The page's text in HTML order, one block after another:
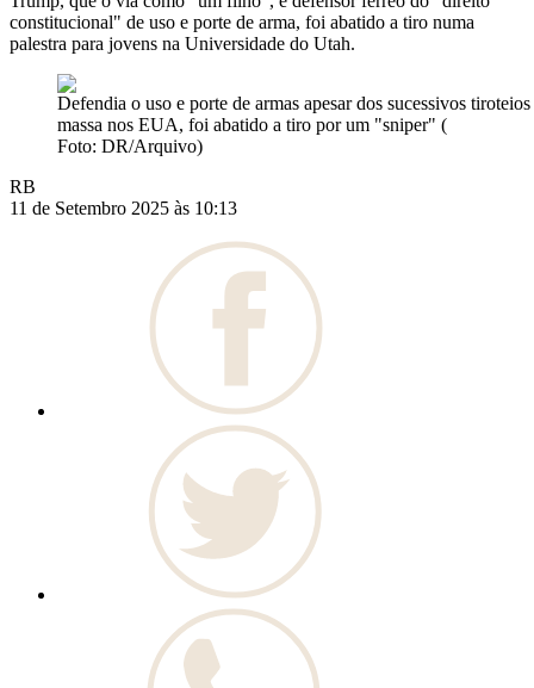
constitucional" de uso e porte de arma, foi abatido a tiro numa
palestra para jovens na Universidade do Utah.
Defendia o uso e porte de armas apesar dos sucessivos tiroteios
massa nos EUA, foi abatido a tiro por um "sniper" (
Foto: DR/Arquivo)
RB
11 de Setembro 2025 às 10:13